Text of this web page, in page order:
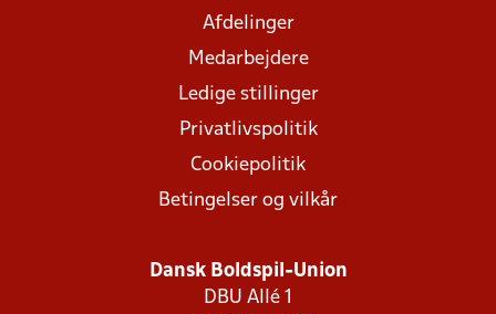
Afdelinger
Medarbejdere
Ledige stillinger
Privatlivspolitik
Cookiepolitik
Betingelser og vilkår
Dansk Boldspil-Union
DBU Allé 1